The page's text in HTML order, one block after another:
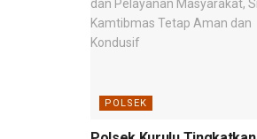
POLSEK